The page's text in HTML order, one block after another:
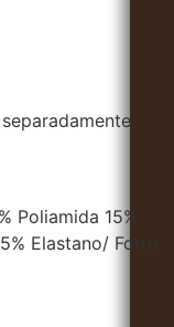
Poliamida 15%
Elastano/ Forro